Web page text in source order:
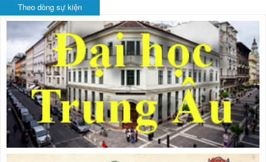
Theo dòng sự kiện